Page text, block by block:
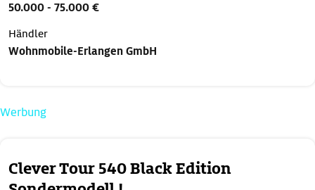
Clever Tour 540 Black Edition
50.000 - 75.000 €
Händler
Wohnmobile-Erlangen GmbH
Werbung